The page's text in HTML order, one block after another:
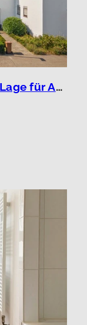
Mehrfamilienhaus in ruhiger Lage für Anleger oder Eigennutzung.